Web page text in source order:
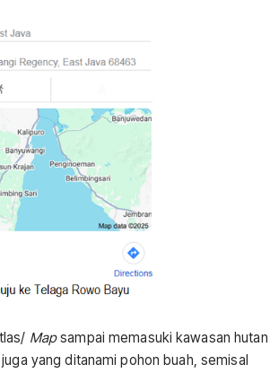
Mapsampai memasuki kawasan hutan
yang ditanami pohon buah, semisal